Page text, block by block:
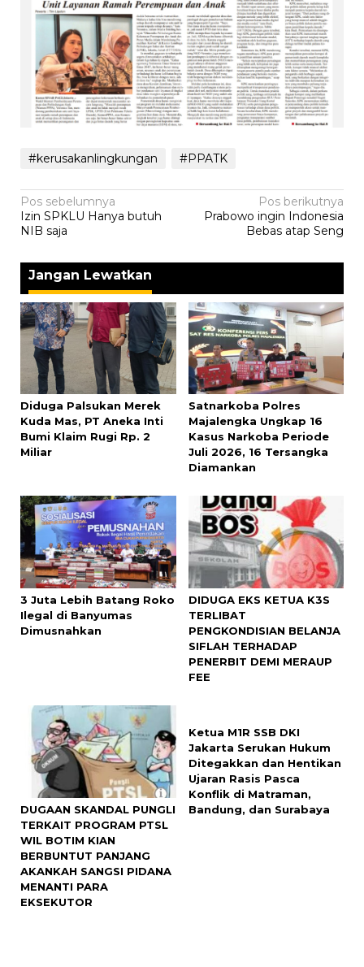
#kerusakanlingkungan #PPATK
Navigasi
pos
Pos sebelumnya
Izin SPKLU Hanya butuh
NIB saja
Pos berikutnya
Prabowo ingin Indonesia
Bebas atap Seng
Jangan Lewatkan
Diduga Palsukan Merek
Kuda Mas, PT Aneka Inti
Bumi Klaim Rugi Rp. 2
Miliar
Satnarkoba Polres
Majalengka Ungkap 16
Kasus Narkoba Periode
Juli 2026, 16 Tersangka
Diamankan
3 Juta Lebih Batang Roko
Ilegal di Banyumas
Dimusnahkan
DIDUGA EKS KETUA K3S
TERLIBAT
PENGKONDISIAN BELANJA
SIFLAH TERHADAP
PENERBIT DEMI MERAUP
FEE
DUGAAN SKANDAL PUNGLI
TERKAIT PROGRAM PTSL
WIL BOTIM KIAN
BERBUNTUT PANJANG
AKANKAH SANGSI PIDANA
MENANTI PARA
EKSEKUTOR
Ketua M1R SSB DKI
Jakarta Serukan Hukum
Ditegakkan dan Hentikan
Ujaran Rasis Pasca
Konflik di Matraman,
Bandung, dan Surabaya